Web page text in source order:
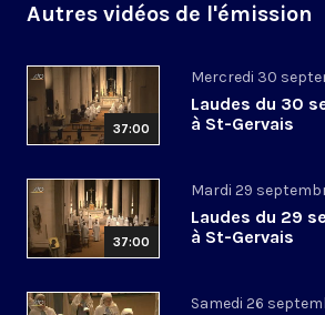
Autres vidéos de l'émission
37:00
Mercredi 30
Laudes du 30
à St-Gervais
37:00
Mardi 29
Laudes du 29
à St-Gervais
Samedi 26